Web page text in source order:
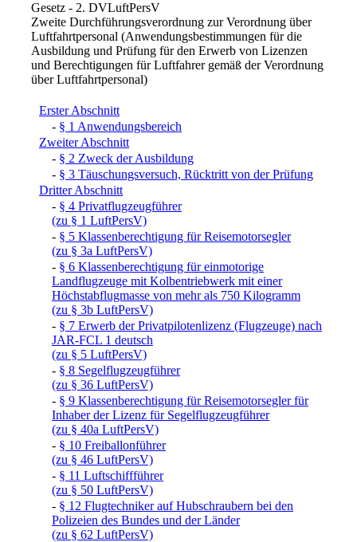
Gesetz - 2. DVLuftPersV
Zweite Durchführungsverordnung zur Verordnung über
Luftfahrtpersonal (Anwendungsbestimmungen für die
Ausbildung und Prüfung für den Erwerb von Lizenzen
und Berechtigungen für Luftfahrer gemäß der Verordnung
über Luftfahrtpersonal)
Erster Abschnitt
- § 1 Anwendungsbereich
Zweiter Abschnitt
- § 2 Zweck der Ausbildung
- § 3 Täuschungsversuch, Rücktritt von der Prüfung
Dritter Abschnitt
- § 4 Privatflugzeugführer
(zu § 1 LuftPersV)
- § 5 Klassenberechtigung für Reisemotorsegler
(zu § 3a LuftPersV)
- § 6 Klassenberechtigung für einmotorige
Landflugzeuge mit Kolbentriebwerk mit einer
Höchstabflugmasse von mehr als 750 Kilogramm
(zu § 3b LuftPersV)
- § 7 Erwerb der Privatpilotenlizenz (Flugzeuge) nach
JAR-FCL 1 deutsch
(zu § 5 LuftPersV)
- § 8 Segelflugzeugführer
(zu § 36 LuftPersV)
- § 9 Klassenberechtigung für Reisemotorsegler für
Inhaber der Lizenz für Segelflugzeugführer
(zu § 40a LuftPersV)
- § 10 Freiballonführer
(zu § 46 LuftPersV)
- § 11 Luftschiffführer
(zu § 50 LuftPersV)
- § 12 Flugtechniker auf Hubschraubern bei den
Polizeien des Bundes und der Länder
(zu § 62 LuftPersV)